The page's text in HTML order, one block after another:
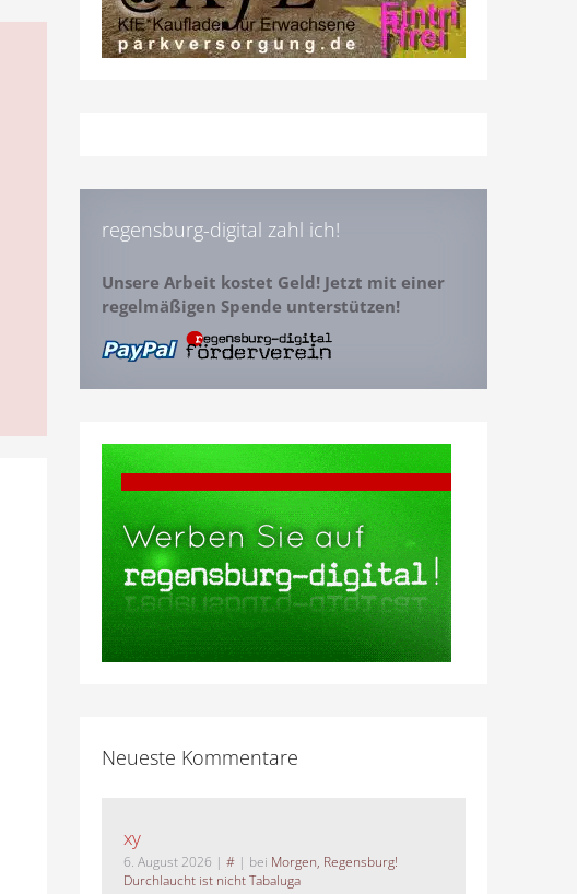
regensburg-digital zahl ich!
Unsere Arbeit kostet Geld! Jetzt mit einer
regelmäßigen Spende unterstützen!
Neueste Kommentare
xy
6. August 2026 | #| bei Morgen, Regensburg!
Durchlaucht ist nicht Tabaluga